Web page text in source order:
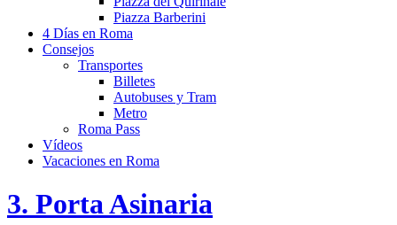
Piazza Barberini
4 Días en Roma
Consejos
Transportes
Billetes
Autobuses y Tram
Metro
Roma Pass
Vídeos
Vacaciones en Roma
3. Porta Asinaria